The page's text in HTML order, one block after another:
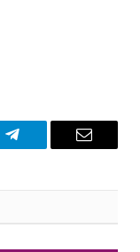
Telegram Email